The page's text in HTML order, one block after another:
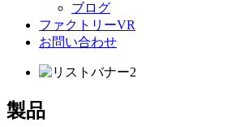
ブログ
ファクトリーVR
お問い合わせ
製品